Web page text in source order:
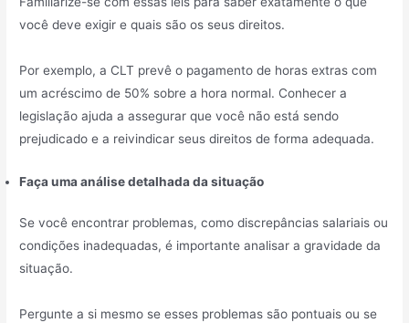
você deve exigir e quais são os seus direitos.
Por exemplo, a CLT prevê o pagamento de horas extras com
um acréscimo de 50% sobre a hora normal. Conhecer a
legislação ajuda a assegurar que você não está sendo
prejudicado e a reivindicar seus direitos de forma adequada.
Faça uma análise detalhada da situação
Se você encontrar problemas, como discrepâncias salariais ou
condições inadequadas, é importante analisar a gravidade da
situação.
Pergunte a si mesmo se esses problemas são pontuais ou se